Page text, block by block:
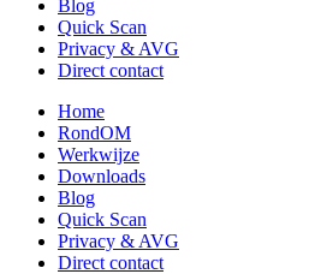
Blog
Quick Scan
Privacy & AVG
Direct contact
Home
RondOM
Werkwijze
Downloads
Blog
Quick Scan
Privacy & AVG
Direct contact